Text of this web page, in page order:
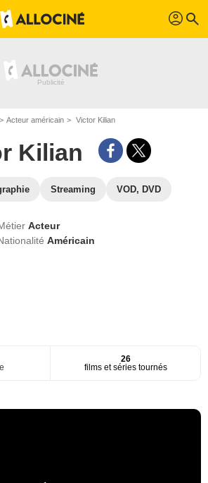
profil search
Acteur américain Victor Kilian
Kilian
Streaming VOD, DVD
Acteur
Américain
26
films et séries tournés